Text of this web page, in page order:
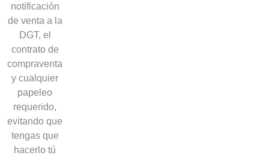
notificación
de venta a la
DGT, el
contrato de
compraventa
y cualquier
papeleo
requerido,
evitando que
tengas que
hacerlo tú